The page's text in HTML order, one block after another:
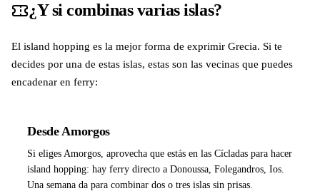
¿Y si combinas varias islas?
El island hopping es la mejor forma de exprimir Grecia. Si te
decides por una de estas islas, estas son las vecinas que puedes
encadenar en ferry:
Desde Amorgos
Si eliges Amorgos, aprovecha que estás en las Cícladas para hacer
island hopping: hay ferry directo a Donoussa, Folegandros, Ios.
Una semana da para combinar dos o tres islas sin prisas.